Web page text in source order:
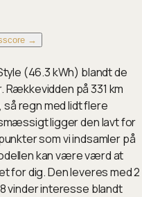
→
(46.3 kWh) blandt de
på 331 km
regn med lidt flere
ligger den lavt for
som vi indsamler på
kan være værd at
for dig. Den leveres med 2
vinder interesse blandt